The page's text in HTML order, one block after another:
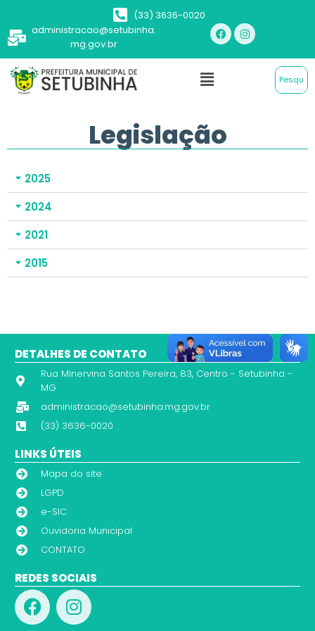
(33) 3636-0020
administracao@setubinha.
mg.gov.br
Legislação
2025
2024
2021
2015
DETALHES DE CONTATO
Rua Minervina Santos Pereira, 83, Centro - Setubinha -
MG
administracao@setubinha.mg.gov.br
(33) 3636-0020
LINKS ÚTEIS
Mapa do site
LGPD
e-SIC
Ouvidoria Municipal
CONTATO
REDES SOCIAIS